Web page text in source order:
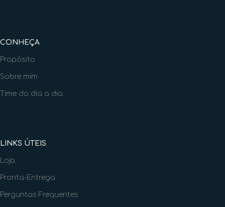
CONHEÇA
Propósito
Sobre mim
Time do dia a dia
LINKS ÚTEIS
Loja
Pronta-Entrega
Perguntas Frequentes